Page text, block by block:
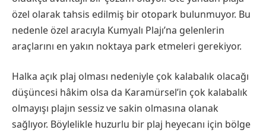
özel olarak tahsis edilmiş bir otopark bulunmuyor. Bu
nedenle özel aracıyla Kumyalı Plajı’na gelenlerin
araçlarını en yakın noktaya park etmeleri gerekiyor.
Halka açık plaj olması nedeniyle çok kalabalık olacağı
düşüncesi hâkim olsa da Karamürsel’in çok kalabalık
olmayışı plajın sessiz ve sakin olmasına olanak
sağlıyor. Böylelikle huzurlu bir plaj heyecanı için bölge